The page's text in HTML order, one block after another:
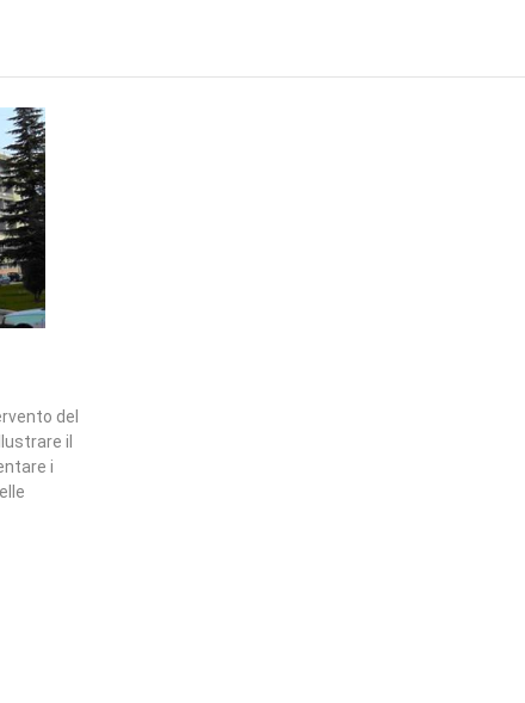
del
il
i